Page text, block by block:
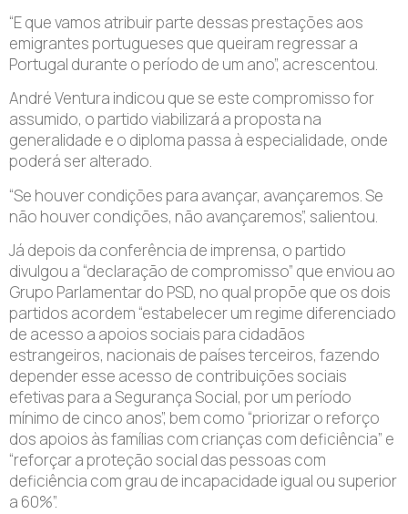
“E que vamos atribuir parte dessas prestações aos
emigrantes portugueses que queiram regressar a
Portugal durante o período de um ano”, acrescentou.
André Ventura indicou que se este compromisso for
assumido, o partido viabilizará a proposta na
generalidade e o diploma passa à especialidade, onde
poderá ser alterado.
“Se houver condições para avançar, avançaremos. Se
não houver condições, não avançaremos”, salientou.
Já depois da conferência de imprensa, o partido
divulgou a “declaração de compromisso” que enviou ao
Grupo Parlamentar do PSD, no qual propõe que os dois
partidos acordem “estabelecer um regime diferenciado
de acesso a apoios sociais para cidadãos
estrangeiros, nacionais de países terceiros, fazendo
depender esse acesso de contribuições sociais
efetivas para a Segurança Social, por um período
mínimo de cinco anos”, bem como “priorizar o reforço
dos apoios às famílias com crianças com deficiência” e
“reforçar a proteção social das pessoas com
deficiência com grau de incapacidade igual ou superior
a 60%”.